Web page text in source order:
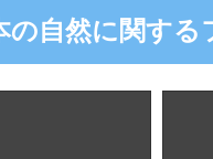
の自然に関する